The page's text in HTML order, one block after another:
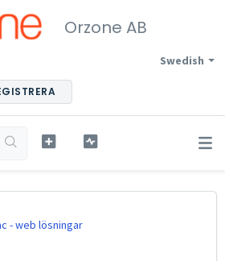
Orzone AB
Swedish
- web lösningar